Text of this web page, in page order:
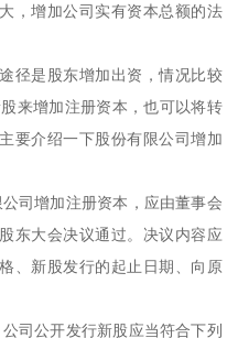
，增加公司实有资本总额的法
径是股东增加出资，情况比较
来增加注册资本，也可以将转
要介绍一下股份有限公司增加
司增加注册资本，应由董事会
东大会决议通过。决议内容应
、新股发行的起止日期、向原
司公开发行新股应当符合下列